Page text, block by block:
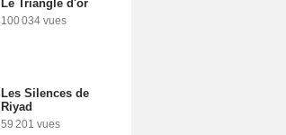
Le Triangle d'or
100 034 vues
Les Silences de
Riyad
59 201 vues